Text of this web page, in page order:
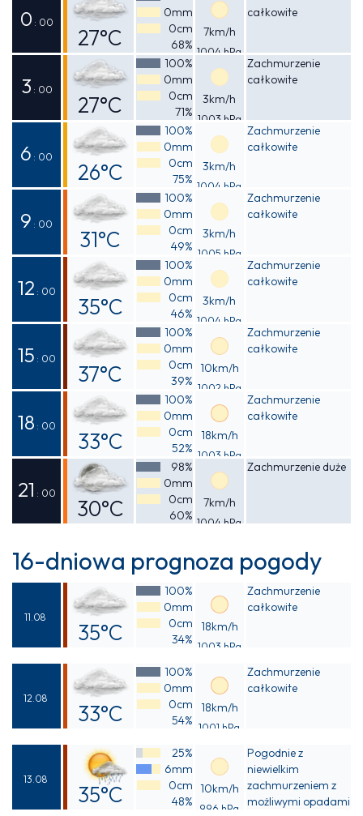
0 : 00
27°C
Odczuwalna
29°C
0mm
0cm
68%
7km/h
1004 hPa
całkowite
3 : 00
27°C
Odczuwalna
27°C
100%
0mm
0cm
71%
3km/h
1003 hPa
Zachmurzenie
całkowite
6 : 00
26°C
Odczuwalna
27°C
100%
0mm
0cm
75%
3km/h
1004 hPa
Zachmurzenie
całkowite
9 : 00
31°C
Odczuwalna
32°C
100%
0mm
0cm
49%
3km/h
1005 hPa
Zachmurzenie
całkowite
12 : 00
35°C
Odczuwalna
39°C
100%
0mm
0cm
46%
3km/h
1004 hPa
Zachmurzenie
całkowite
15 : 00
37°C
Odczuwalna
40°C
100%
0mm
0cm
39%
10km/h
1002 hPa
Zachmurzenie
całkowite
18 : 00
33°C
Odczuwalna
37°C
100%
0mm
0cm
52%
18km/h
1003 hPa
Zachmurzenie
całkowite
21 : 00
30°C
98%
0mm
0cm
60%
7km/h
1004 hPa
Zachmurzenie duże
16-dniowa prognoza pogody
11.08
35°C
35°C
100%
0mm
0cm
34%
18km/h
1003 hPa
Zachmurzenie
całkowite
12.08
33°C
36°C
100%
0mm
0cm
54%
18km/h
1001 hPa
Zachmurzenie
całkowite
13.08
35°C
25%
6mm
0cm
48%
10km/h
996 hPa
Pogodnie z
niewielkim
zachmurzeniem z
możliwymi opadami